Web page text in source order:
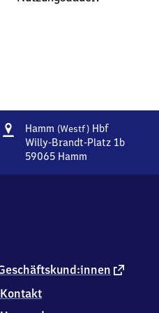
Adresse
Hamm (Westf)HbfHamm
(Westfalen)
Willy-Brandt-Platz 1b
59065 Hamm
5
0
6
externer
Kontakt